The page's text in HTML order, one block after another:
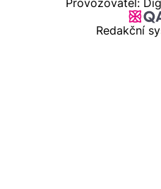
Provozovatel:
Redakční